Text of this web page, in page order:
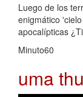
Luego de los
enigmático
apocalípticas
Minuto60
uma